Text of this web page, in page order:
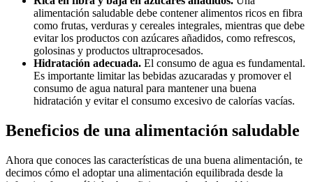
alimentación saludable debe contener alimentos ricos en fibra
como frutas, verduras y cereales integrales, mientras que debe
evitar los productos con azúcares añadidos, como refrescos,
golosinas y productos ultraprocesados.
Hidratación adecuada. El consumo de agua es fundamental.
Es importante limitar las bebidas azucaradas y promover el
consumo de agua natural para mantener una buena
hidratación y evitar el consumo excesivo de calorías vacías.
Beneficios de una alimentación saludable
Ahora que conoces las características de una buena alimentación, te
decimos cómo el adoptar una alimentación equilibrada desde la